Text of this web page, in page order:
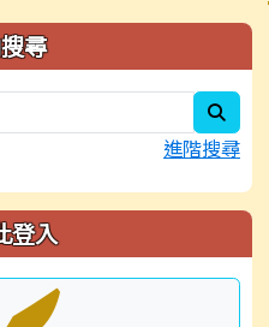
尋
進階搜尋
登入